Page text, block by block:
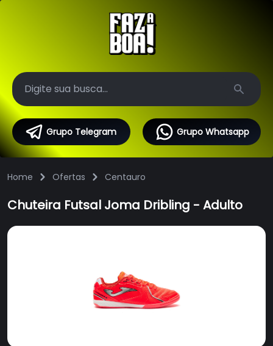
Search
Grupo Telegram Grupo Whatsapp
Home Ofertas Centauro
Chuteira Futsal Joma Dribling - Adulto